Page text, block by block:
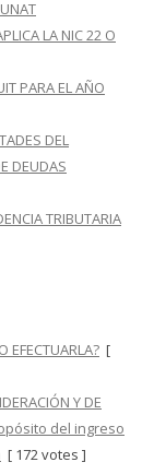
LA NIC 22 O
PARA EL AÑO
DEL
DEUDAS
TRIBUTARIA
EFECTUARLA? [
Y DE
del ingreso
[ 172 votes ]